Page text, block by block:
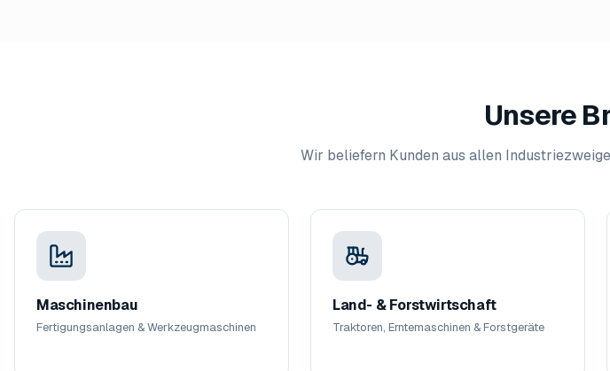
Unsere
Wir beliefern Kunden aus allen
Maschinenbau
Fertigungsanlagen & Werkzeugmaschinen
Land- & Forstwirtschaft
Traktoren, Erntemaschinen & Forstgeräte